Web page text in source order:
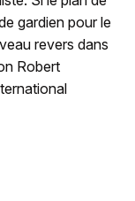
gardien pour le
revers dans
Robert